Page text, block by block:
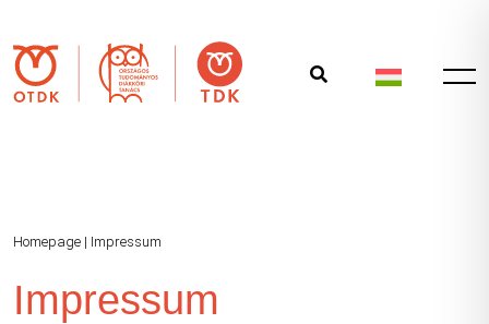
Homepage | Impressum
Impressum